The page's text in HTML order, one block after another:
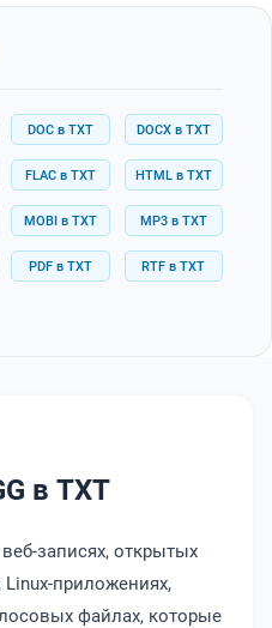
DOC в TXT DOCX в TXT
FLAC в TXT HTML в TXT
MOBI в TXT MP3 в TXT
PDF в TXT RTF в TXT
в TXT
веб-записях, открытых
Linux-приложениях,
файлах, которые